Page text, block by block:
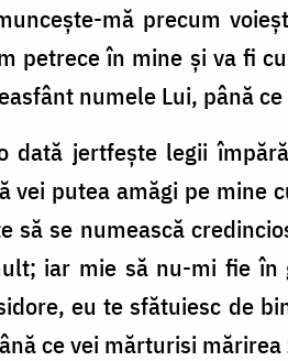
mă precum
petrece în mine și va fi
numele Lui, până
dată jertfește legii
vei putea amăgi pe mine
să se numească
iar mie să nu-mi fie
eu te sfătuiesc de
ce vei mărturisi